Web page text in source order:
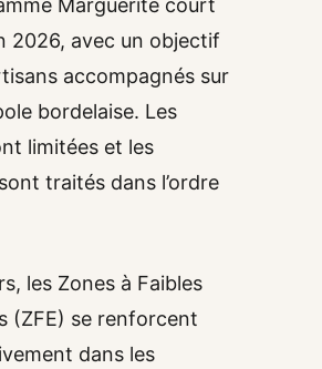
Marguerite court
2026, avec un objectif
accompagnés sur
bordelaise. Les
limitées et les
traités dans l’ordre
les Zones à Faibles
(ZFE) se renforcent
dans les